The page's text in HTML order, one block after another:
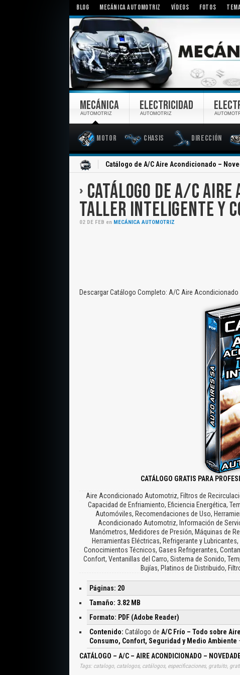
BLOG MECÁNICA AUTOMOTRIZ VÍDEOS FOTOS
MECÁNICA
AUTOMOTRIZ
Motor Chasis Dirección
ELECTRICIDAD
AUTOMOTRIZ
Catálogo de A/C Aire Acondicionado –
CATÁLOGO DE A/C AIRE
TALLER INTELIGENTE Y
02 DE FEB en MECÁNICA AUTOMOTRIZ
Descargar Catálogo Completo: A/C Aire Acondicionado
CATÁLOGO GRATIS PARA
Aire Acondicionado Automotriz, Filtros de
Capacidad de Enfriamiento, Eficiencia Energética,
Automóviles, Recomendaciones de Uso,
Acondicionado Automotriz, Información de
Manómetros, Medidores de Presión, Máquinas de
Herramientas Eléctricas, Refrigerante y
Conocimientos Técnicos, Gases Refrigerantes,
Confort, Ventanillas del Carro, Sistema de Sonido,
Bujías, Platinos de Distribuido,
Páginas: 20
Tamaño: 3.82 MB
Formato: PDF (Adobe Reader)
Contenido: Catálogo de A/C Frío – Todo sobre
Consumo, Confort, Seguridad y Medio Ambiente
CATÁLOGO – A/C – AIRE ACONDICIONADO –